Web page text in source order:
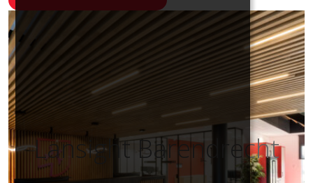
Lansight Barendrecht